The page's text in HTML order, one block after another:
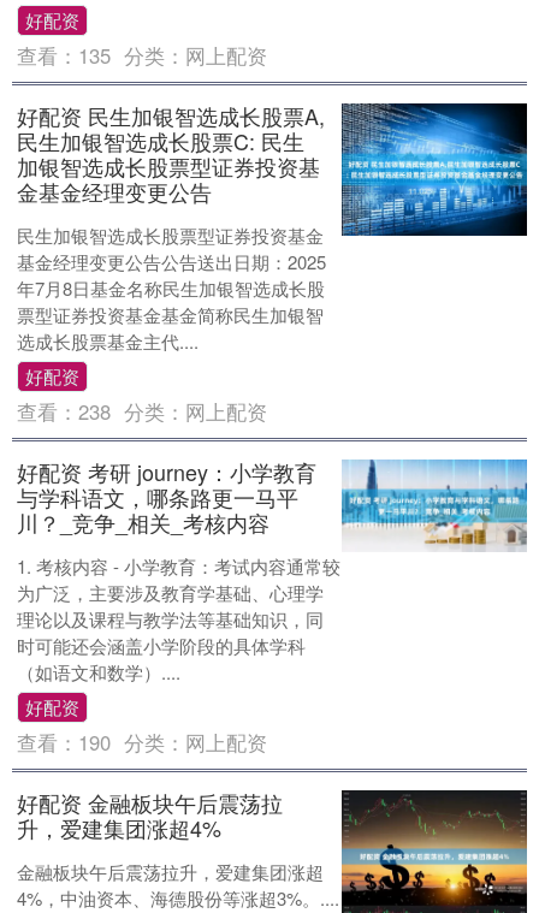
好配资
查看： 135 分类： 网上配资
好配资 民生加银智选成长股票A,
民生加银智选成长股票C: 民生
加银智选成长股票型证券投资基
金基金经理变更公告
民生加银智选成长股票型证券投资基金
基金经理变更公告公告送出日期：2025
年7月8日基金名称民生加银智选成长股
票型证券投资基金基金简称民生加银智
选成长股票基金主代....
好配资
查看：238 分类： 网上配资
好配资 考研 journey：小学教育
与学科语文，哪条路更一马平
川？_竞争_相关_考核内容
1. 考核内容 - 小学教育：考试内容通常较
为广泛，主要涉及教育学基础、心理学
理论以及课程与教学法等基础知识，同
时可能还会涵盖小学阶段的具体学科
（如语文和数学）....
好配资
查看： 190 分类： 网上配资
好配资 金融板块午后震荡拉
升，爱建集团涨超4%
金融板块午后震荡拉升，爱建集团涨超
4%，中油资本、海德股份等涨超3%。....